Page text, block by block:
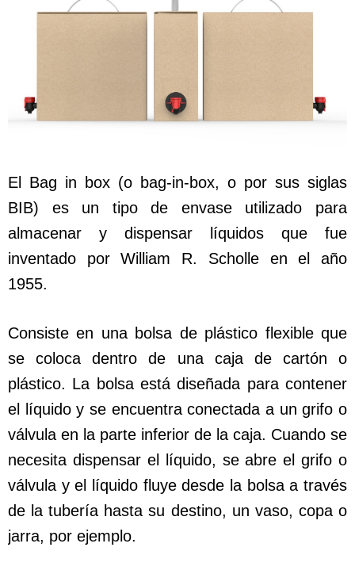
El Bag in box (o bag-in-box, o por sus siglas
BIB) es un tipo de envase utilizado para
almacenar y dispensar líquidos que fue
inventado por William R. Scholle en el año
1955.
Consiste en una bolsa de plástico flexible que
se coloca dentro de una caja de cartón o
plástico. La bolsa está diseñada para contener
el líquido y se encuentra conectada a un grifo o
válvula en la parte inferior de la caja. Cuando se
necesita dispensar el líquido, se abre el grifo o
válvula y el líquido fluye desde la bolsa a través
de la tubería hasta su destino, un vaso, copa o
jarra, por ejemplo.